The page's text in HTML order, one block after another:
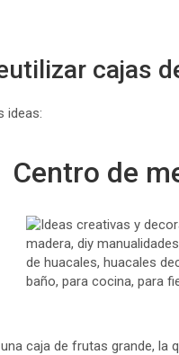
cajas
ideas:
Centro de
caja de frutas grande, la